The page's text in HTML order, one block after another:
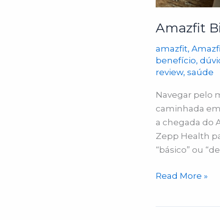
Amazfit
amazfit,
benefício,
review, saúde
Navegar pelo
caminhada
a chegada do
Zepp Health
“básico” ou
Read More »